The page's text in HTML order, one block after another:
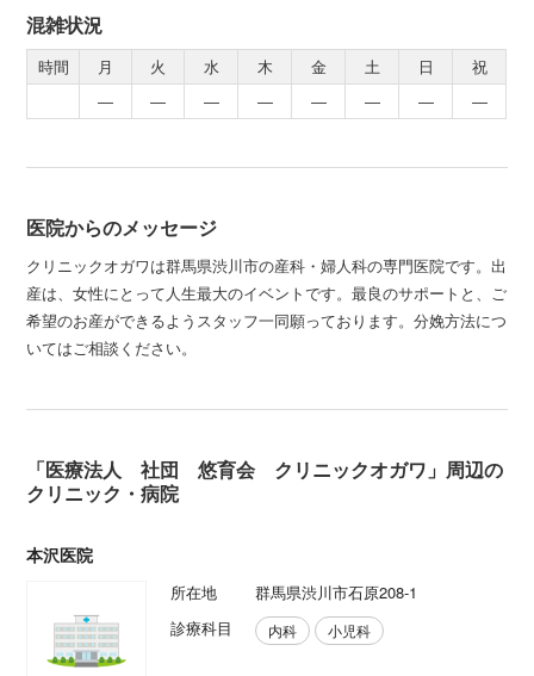
混雑状況
時間 月 火 水 木 金 土 日
祝
―
― ― ― ― ― ― ―
医院からのメッセージ
クリニックオガワは群馬県渋川市の産科・婦人科の専門医院です。出
産は、女性にとって人生最大のイベントです。最良のサポートと、ご
希望のお産ができるようスタッフ一同願っております。分娩方法につ
いてはご相談ください。
「医療法人 社団 悠育会 クリニックオガワ」周辺の
クリニック・病院
本沢医院
所在地
群馬県渋川市石原208-1
診療科目
内科 小児科